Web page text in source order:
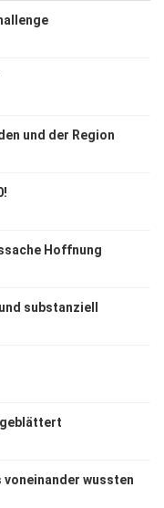
und der Region
Hoffnung
substanziell
geblättert
voneinander wussten